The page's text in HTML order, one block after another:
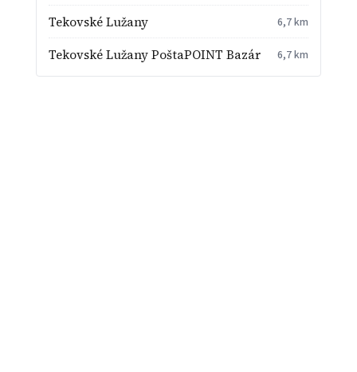
Tekovské Lužany 6,7 km
Tekovské Lužany PoštaPOINT Bazár 6,7 km